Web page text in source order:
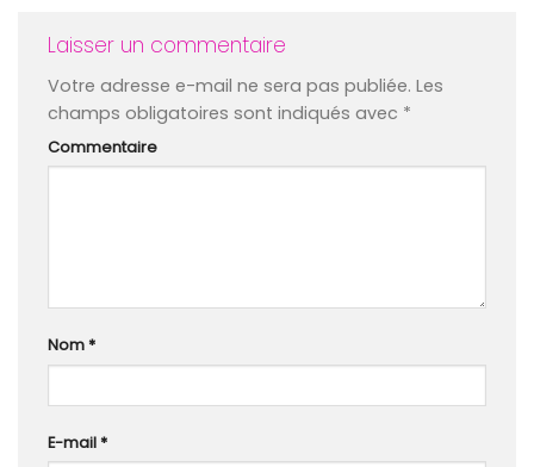
Laisser un commentaire
Votre adresse e-mail ne sera pas publiée. Les
champs obligatoires sont indiqués avec *
Commentaire
Nom*
E-mail*